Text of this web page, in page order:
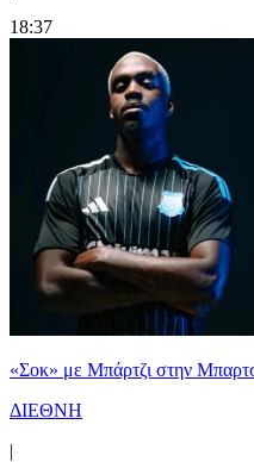
18:37
«Σοκ» με Μπάρτζι στην
ΔΙΕΘΝΗ
|